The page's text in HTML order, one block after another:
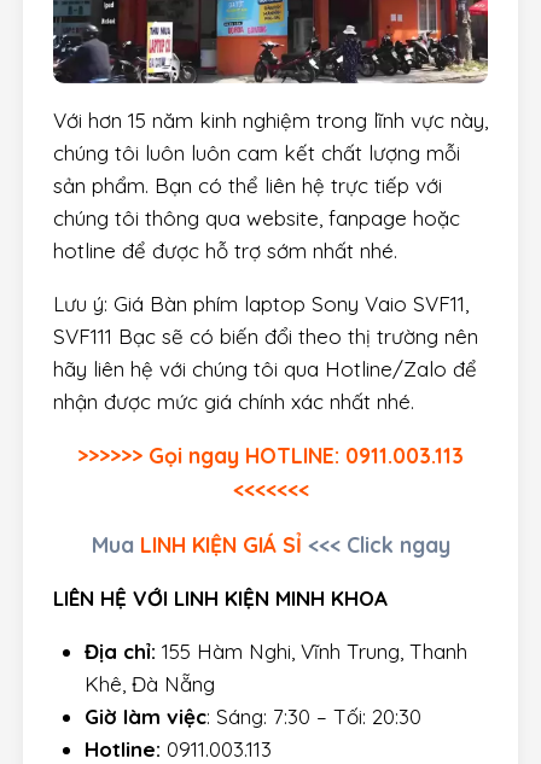
Với hơn 15 năm kinh nghiệm trong lĩnh vực này,
chúng tôi luôn luôn cam kết chất lượng mỗi
sản phẩm. Bạn có thể liên hệ trực tiếp với
chúng tôi thông qua website, fanpage hoặc
hotline để được hỗ trợ sớm nhất nhé.
Lưu ý: Giá Bàn phím laptop Sony Vaio SVF11,
SVF111 Bạc sẽ có biến đổi theo thị trường nên
hãy liên hệ với chúng tôi qua Hotline/Zalo để
nhận được mức giá chính xác nhất nhé.
>>>>>> Gọi ngay HOTLINE: 0911.003.113
<<<<<<<
Mua LINH KIỆN GIÁ SỈ <<< Click ngay
LIÊN HỆ VỚI LINH KIỆN MINH KHOA
Địa chỉ: 155 Hàm Nghi, Vĩnh Trung, Thanh
Khê, Đà Nẵng
Giờ làm việc: Sáng: 7:30 – Tối: 20:30
Hotline: 0911.003.113